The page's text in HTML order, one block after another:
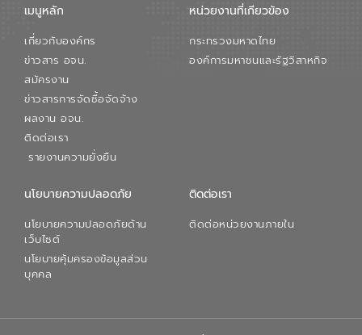
เมนูหลัก
เกี่ยวกับองค์กร
ข่าวสาร อจน.
สมัครงาน
ข่าวสารการจัดซื้อจัดจ้าง
ผลงาน อจน.
ติดต่อเรา
รายงานความยั่งยืน
หน่วยงานที่เกียวข้อง
กระทรวงมหาดไทย
องค์การมหาชนและรัฐวิสาหกิจ
นโยบายความปลอดภัย
นโยบายความปลอดภัยด้าน
เว็บไซต์
นโยบายคุ้มครองข้อมูลส่วน
บุคคล
ติดต่อเรา
ติดต่อหน่วยงานภายใน